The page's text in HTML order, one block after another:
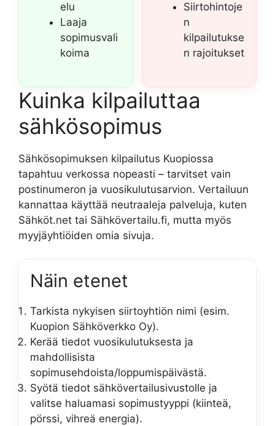
elu
Laaja
sopimusvali
koima
Siirtohintoje
n
kilpailutukse
n rajoitukset
Kuinka kilpailuttaa
sähkösopimus
Sähkösopimuksen kilpailutus Kuopiossa
tapahtuu verkossa nopeasti – tarvitset vain
postinumeron ja vuosikulutusarvion. Vertailuun
kannattaa käyttää neutraaleja palveluja, kuten
Sähköt.net tai Sähkövertailu.fi, mutta myös
myyjäyhtiöiden omia sivuja.
Näin etenet
Tarkista nykyisen siirtoyhtiön nimi (esim.
Kuopion Sähköverkko Oy).
Kerää tiedot vuosikulutuksesta ja
mahdollisista
sopimusehdoista/loppumispäivästä.
Syötä tiedot sähkövertailusivustolle ja
valitse haluamasi sopimustyyppi (kiinteä,
pörssi, vihreä energia).